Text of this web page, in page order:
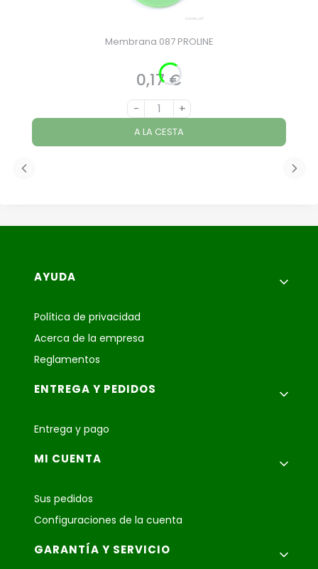
Membrana 087 PROLINE
Precio
0,17 €
- +
A LA CESTA
Menú de pie de página
AYUDA
Política de privacidad
Acerca de la empresa
Reglamentos
ENTREGA Y PEDIDOS
Entrega y pago
MI CUENTA
Sus pedidos
Configuraciones de la cuenta
GARANTÍA Y SERVICIO